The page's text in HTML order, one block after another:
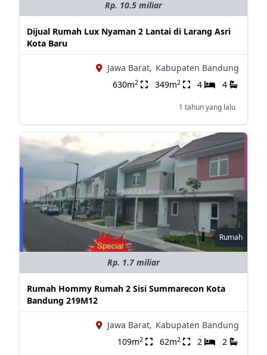
Rp. 10.5 miliar
Dijual Rumah Lux Nyaman 2 Lantai di Larang Asri
Kota Baru
Jawa Barat, Kabupaten Bandung
630m2 349m2 4 4
1 tahun yang lalu
Rumah
Rp. 1.7 miliar
Rumah Hommy Rumah 2 Sisi Summarecon Kota
Bandung 219M12
Jawa Barat, Kabupaten Bandung
109m2 62m2 2 2